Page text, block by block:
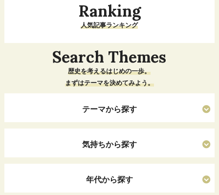
Ranking
人気記事ランキング
Search Themes
歴史を考えるはじめの一歩。
まずはテーマを決めてみよう。
テーマから探す
気持ちから探す
年代から探す